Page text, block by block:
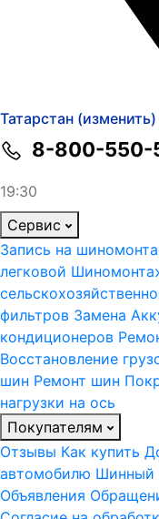
Татарстан (изменить)
8-800-550-
19:30
Сервис
Запись на
легковой
фильтров Замена
кондиционеров
Восстановление
шин Ремонт шин
нагрузки на ось
Покупателям
Отзывы Как купить
автомобилю Шинный
Объявления